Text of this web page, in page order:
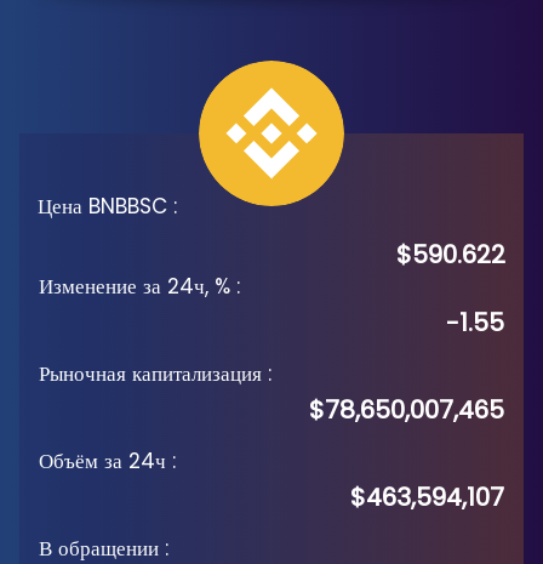
Цена BNBBSC :
$590.622
Изменение за 24ч, % :
-1.55
Рыночная капитализация :
$78,650,007,465
Объём за 24ч :
$463,594,107
В обращении :